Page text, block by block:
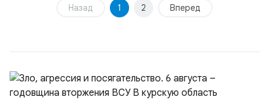
даже находясь на з...
Назад 1 2 Вперед